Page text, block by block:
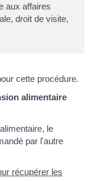
aux affaires
droit de visite,
cette procédure.
alimentaire
le
par l'autre
récupérer les